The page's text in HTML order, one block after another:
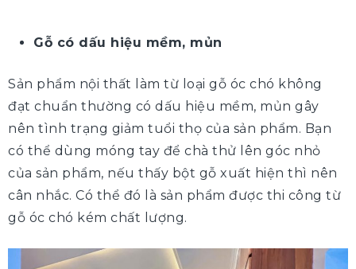
Gỗ có dấu hiệu mềm, mủn
Sản phẩm nội thất làm từ loại gỗ óc chó không
đạt chuẩn thường có dấu hiệu mềm, mủn gây
nên tình trạng giảm tuổi thọ của sản phẩm. Bạn
có thể dùng móng tay để chà thử lên góc nhỏ
của sản phẩm, nếu thấy bột gỗ xuất hiện thì nên
cân nhắc. Có thể đó là sản phẩm được thi công từ
gỗ óc chó kém chất lượng.